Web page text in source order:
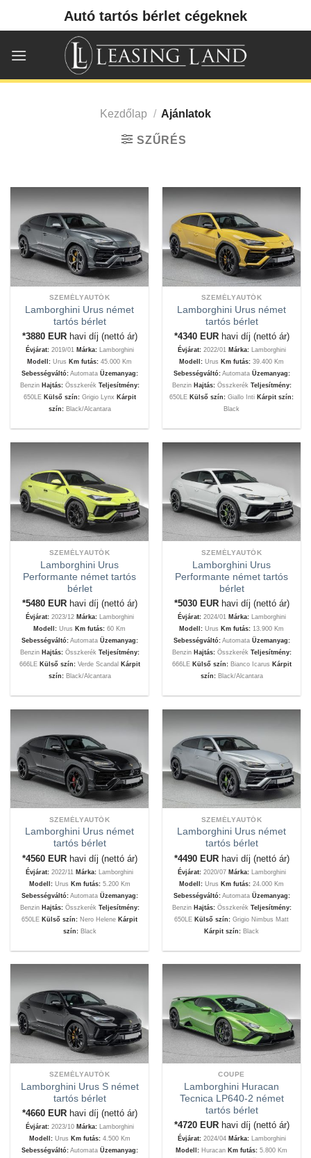
Autó tartós bérlet cégeknek
Kezdőlap / Ajánlatok
SZŰRÉS
SZEMÉLYAUTÓK
Lamborghini Urus német
tartós bérlet
*3880 EUR havi díj (nettó ár)
Évjárat:2019/01 Márka:Lamborghini
Modell: Urus Km futás: 45.000 Km
Sebességváltó:Automata Üzemanyag:
Benzin Hajtás:Összkerék Teljesítmény:
650LE Külső szín:Grigio Lynx Kárpit
szín:Black/Alcantara
SZEMÉLYAUTÓK
Lamborghini Urus német
tartós bérlet
*4340 EUR havi díj (nettó ár)
Évjárat:2022/01 Márka:Lamborghini
Modell: Urus Km futás: 39.400 Km
Sebességváltó:Automata Üzemanyag:
Benzin Hajtás:Összkerék Teljesítmény:
650LE Külső szín: Giallo Inti Kárpit szín:
Black
SZEMÉLYAUTÓK
Lamborghini Urus
Performante német tartós
bérlet
*5480 EUR havi díj (nettó ár)
Évjárat:2023/12 Márka:Lamborghini
Modell: Urus Km futás: 60 Km
Sebességváltó:Automata Üzemanyag:
Benzin Hajtás:Összkerék Teljesítmény:
666LE Külső szín:Verde Scandal
Kárpit
szín:Black/Alcantara
SZEMÉLYAUTÓK
Lamborghini Urus
Performante német tartós
bérlet
*5030 EUR havi díj (nettó ár)
Évjárat:2024/01 Márka:Lamborghini
Modell: Urus Km futás: 13.900 Km
Sebességváltó:Automata Üzemanyag:
Benzin Hajtás:Összkerék Teljesítmény:
666LE Külső szín:Bianco Icarus Kárpit
szín:Black/Alcantara
SZEMÉLYAUTÓK
Lamborghini Urus német
tartós bérlet
*4560 EUR havi díj (nettó ár)
Évjárat: 2022/11 Márka: Lamborghini
Modell:Urus Km futás: 5.200 Km
Sebességváltó:Automata Üzemanyag:
Benzin Hajtás:Összkerék Teljesítmény:
650LE Külső szín: Nero Helene Kárpit
szín:Black
SZEMÉLYAUTÓK
Lamborghini Urus német
tartós bérlet
*4490 EUR havi díj (nettó ár)
Évjárat:2020/07 Márka:Lamborghini
Modell: Urus Km futás: 24.000 Km
Sebességváltó:Automata Üzemanyag:
Benzin Hajtás:Összkerék Teljesítmény:
650LE Külső szín: Grigio Nimbus Matt
Kárpit szín: Black
SZEMÉLYAUTÓK
Lamborghini Urus S német
tartós bérlet
*4660 EUR havi díj (nettó ár)
Évjárat:2023/10 Márka:Lamborghini
Modell:Urus Km futás: 4.500 Km
Sebességváltó:Automata Üzemanyag:
COUPE
Lamborghini Huracan
Tecnica LP640-2 német
tartós bérlet
*4720 EUR havi díj (nettó ár)
Évjárat:2024/04 Márka:Lamborghini
Modell: Huracan Km futás: 5.800 Km